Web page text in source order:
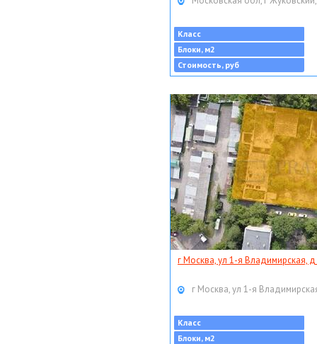
Класс
Блоки, м2
Стоимость, руб
г Москва, ул 1-я Владимирская, д
г Москва, ул 1-я
Класс
Блоки, м2